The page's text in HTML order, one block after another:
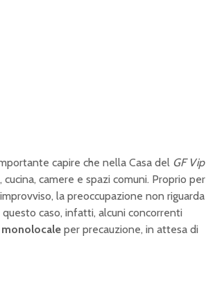
capire che nella Casa del GF Vip
camere e spazi comuni. Proprio per
la preoccupazione non riguarda
caso, infatti, alcuni concorrenti
per precauzione, in attesa di